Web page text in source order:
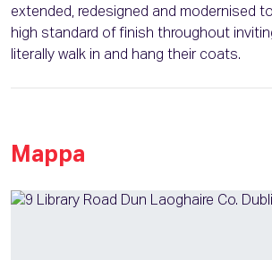
extended, redesigned and modernised
high standard of finish throughout
literally walk in and hang their coats.
Mappa